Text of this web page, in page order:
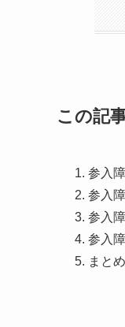
この記
参入
参入
参入
参入
まとめ